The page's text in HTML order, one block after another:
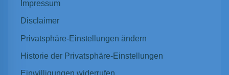
Impressum
Disclaimer
Privatsphäre-Einstellungen ändern
Historie der Privatsphäre-Einstellungen